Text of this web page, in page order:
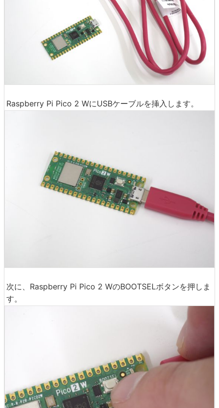
Raspberry Pi Pico 2 WにUSBケーブルを挿入します。
次に、Raspberry Pi Pico 2 WのBOOTSELボタンを押しま
す。